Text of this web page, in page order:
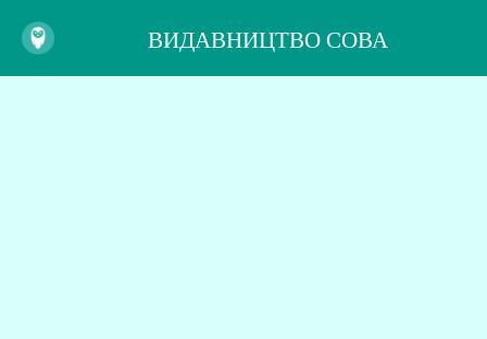
ВИДАВНИЦТВО СОВА